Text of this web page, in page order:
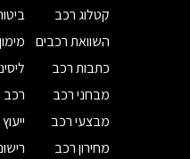
קטלוג רכב
השוואת רכבים
כתבות רכב
מבחני רכב
מבצעי רכב
מחירון רכב